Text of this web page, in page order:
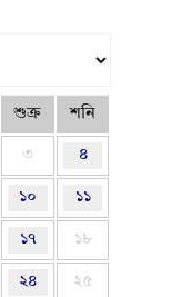
শুক্র শনি
৩ ৪
১০ ১১
১৭ ১৮
২৪ ২৫